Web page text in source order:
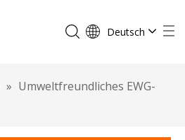
Deutsch
Español
» Umweltfreundliches EWG-